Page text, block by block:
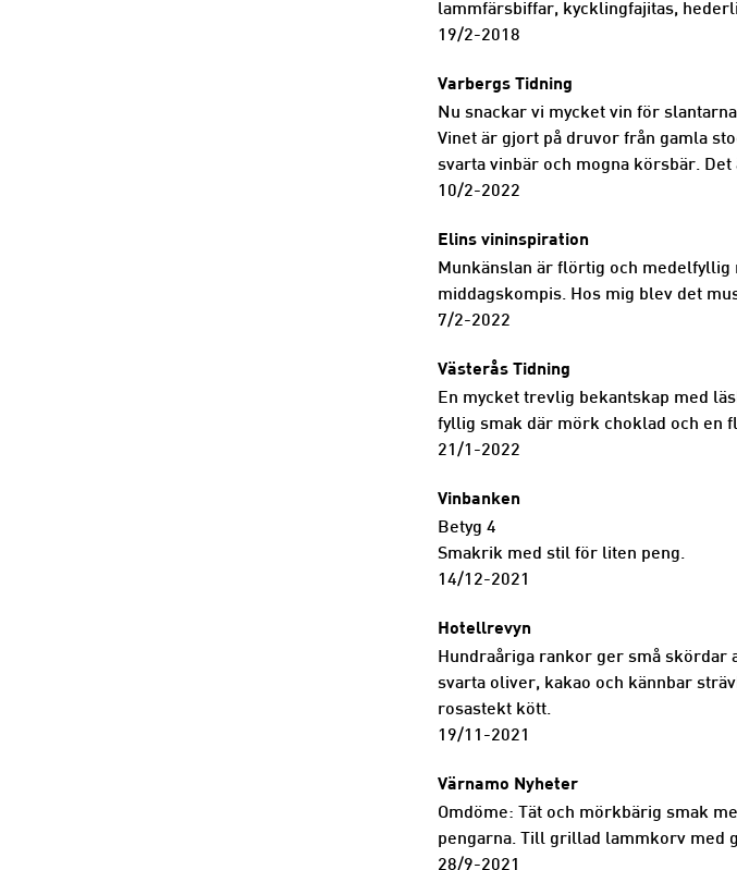
lammfärsbiffar, kycklingfajitas,
19/2-2018
Varbergs Tidning
Nu snackar vi mycket vin för
Vinet är gjort på druvor från gamla
svarta vinbär och mogna körsbär.
10/2-2022
Elins vininspiration
Munkänslan är flörtig och
middagskompis. Hos mig blev det
7/2-2022
Västerås Tidning
En mycket trevlig bekantskap med
fyllig smak där mörk choklad och en
21/1-2022
Vinbanken
Betyg 4
Smakrik med stil för liten peng.
14/12-2021
Hotellrevyn
Hundraåriga rankor ger små skördar
svarta oliver, kakao och kännbar
rosastekt kött.
19/11-2021
Värnamo Nyheter
Omdöme: Tät och mörkbärig smak
pengarna. Till grillad lammkorv med
28/9-2021